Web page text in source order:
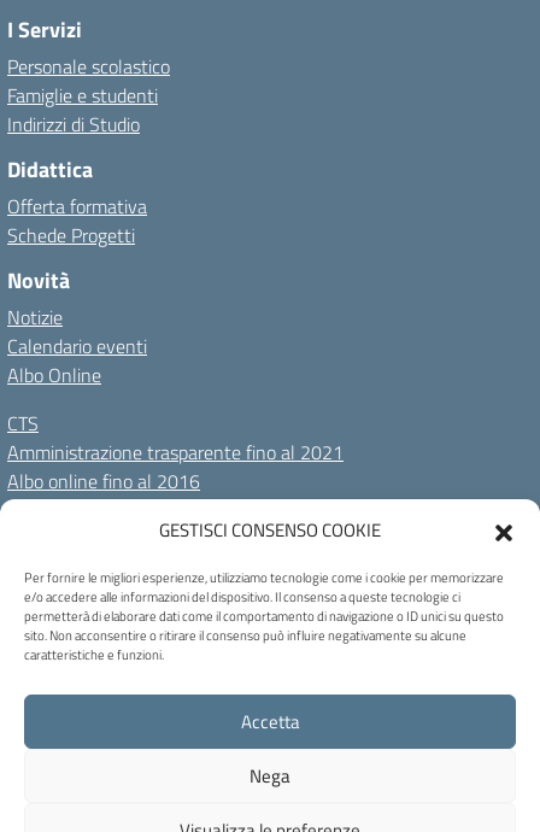
GESTISCI CONSENSO COOKIE
Per fornire le migliori esperienze, utilizziamo tecnologie come i cookie per memorizzare
e/o accedere alle informazioni del dispositivo. Il consenso a queste tecnologie ci
permetterà di elaborare dati come il comportamento di navigazione o ID unici su questo
sito. Non acconsentire o ritirare il consenso può influire negativamente su alcune
caratteristiche e funzioni.
Accetta
Nega
I Servizi
Personale scolastico
Famiglie e studenti
Indirizzi di Studio
Didattica
Offerta formativa
Schede Progetti
Novità
Notizie
Calendario eventi
Albo Online
CTS
Amministrazione trasparente fino al 2021
Albo online fino al 2016
Dichiarazione di accessibilitàCookie PolicyNote legali
Seguici su:
C.F. 80004230258 - Codice univoco ufficio: UF46DH - Via C. Marchesi, 73 -
32100 Belluno - Tel 0437 944047 - blis01300n@pec.istruzione.it -
blis01300n@istruzione.it
Concept & Design by Designers Italia